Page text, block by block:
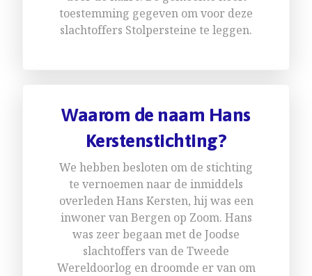
toestemming gegeven om voor deze
slachtoffers Stolpersteine te leggen.
Waarom de naam Hans
Kerstenstichting?
We hebben besloten om de stichting
te vernoemen naar de inmiddels
overleden Hans Kersten, hij was een
inwoner van Bergen op Zoom. Hans
was zeer begaan met de Joodse
slachtoffers van de Tweede
Wereldoorlog en droomde er van om